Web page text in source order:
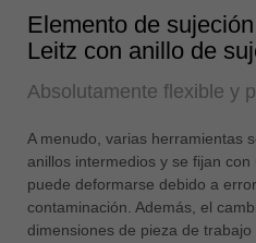
english
türkçe
USA
english
Việt Nam
tiếng việt
Elemento de
Leitz con anillo de
Absolutamente flexible y
A menudo, varias herramientas
anillos intermedios y se fijan
puede deformarse debido a
contaminación. Además, el
dimensiones de pieza de trabajo